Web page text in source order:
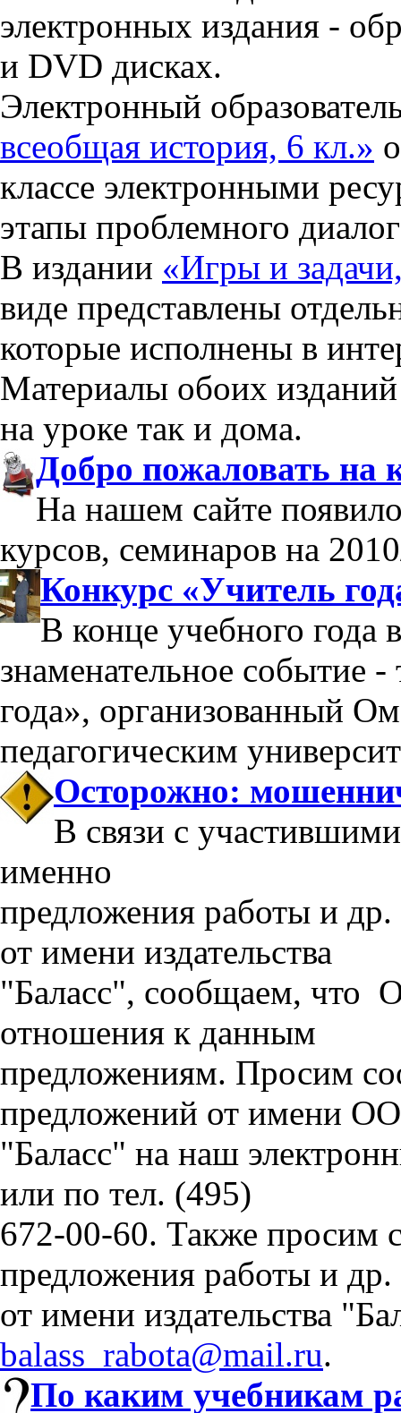
электронных издания -
и DVD дисках.
Электронный
всеобщая история, 6 кл.»
классе электронными
этапы проблемного
В издании «Игры и
виде представлены
которые исполнены в
Материалы обоих
на уроке так и дома.
Добро пожаловать на
На нашем сайте
курсов, семинаров на
Конкурс «Учитель
В конце учебного года
знаменательное событие
года», организованный
педагогическим
Осторожно:
В связи с
именно
предложения работы и
от имени издательства
"Баласс", сообщаем, что
отношения к данным
предложениям. Просим
предложений от имени
"Баласс" на наш
или по тел. (495)
672-00-60. Также просим
предложения работы и др.
от имени издательства
balass_rabota@mail.ru.
По каким учебникам